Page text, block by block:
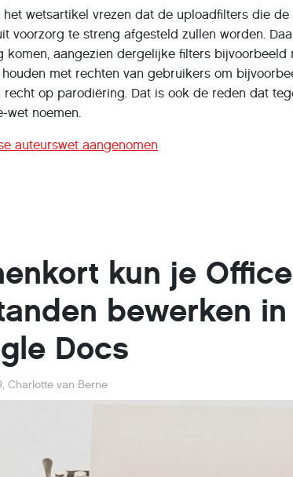
wetsartikel vrezen dat de uploadfilters die
voorzorg te streng afgesteld zullen worden.
komen, aangezien dergelijke filters bijvoorbeeld
met rechten van gebruikers om
recht op parodiëring. Dat is ook de reden dat
wet noemen.
auteurswet aangenomen
kun je
bewerken in
Docs
,Charlotte van Berne